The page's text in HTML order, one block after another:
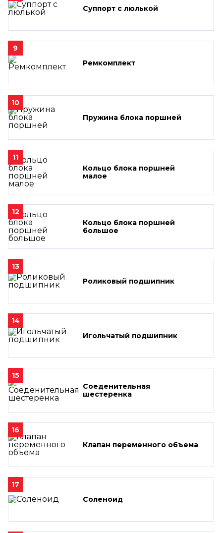
Суппорт с люлькой
9
Ремкомплект
10
Пружина блока поршней
11
Кольцо блока поршней
малое
12
Кольцо блока поршней
большое
13
Роликовый подшипник
14
Игольчатый подшипник
15
Соеденительная
шестеренка
16
Клапан переменного объема
17
Соленоид